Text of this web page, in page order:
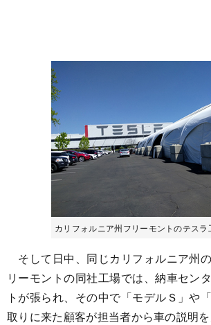
カリフォルニア州フリーモントのテスラ
そして日中、同じカリフォルニア州
リーモントの同社工場では、納車セン
トが張られ、その中で「モデルＳ」や
取りに来た顧客が担当者から車の説明を